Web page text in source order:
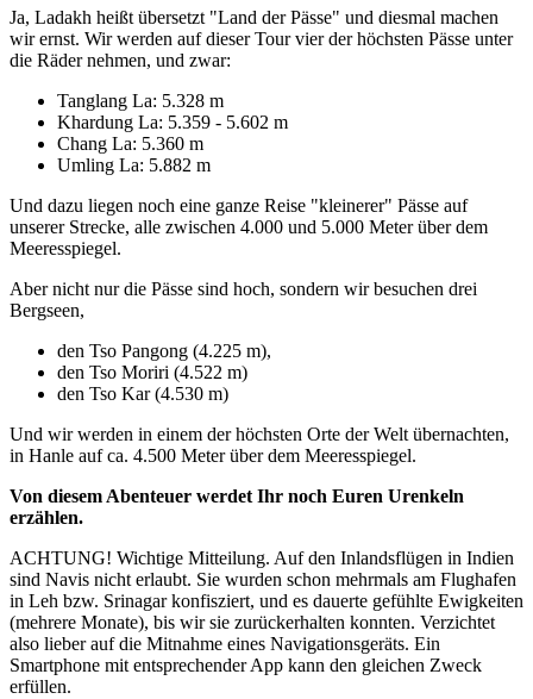
Ja, Ladakh heißt übersetzt "Land der Pässe" und diesmal machen
wir ernst. Wir werden auf dieser Tour vier der höchsten Pässe unter
die Räder nehmen, und zwar:
Tanglang La: 5.328 m
Khardung La: 5.359 - 5.602 m
Chang La: 5.360 m
Umling La: 5.882 m
Und dazu liegen noch eine ganze Reise "kleinerer" Pässe auf
unserer Strecke, alle zwischen 4.000 und 5.000 Meter über dem
Meeresspiegel.
Aber nicht nur die Pässe sind hoch, sondern wir besuchen drei
Bergseen,
den Tso Pangong (4.225 m),
den Tso Moriri (4.522 m)
den Tso Kar (4.530 m)
Und wir werden in einem der höchsten Orte der Welt übernachten,
in Hanle auf ca. 4.500 Meter über dem Meeresspiegel.
Von diesem Abenteuer werdet Ihr noch Euren Urenkeln
erzählen.
ACHTUNG! Wichtige Mitteilung. Auf den Inlandsflügen in Indien
sind Navis nicht erlaubt. Sie wurden schon mehrmals am Flughafen
in Leh bzw. Srinagar konfisziert, und es dauerte gefühlte Ewigkeiten
(mehrere Monate), bis wir sie zurückerhalten konnten. Verzichtet
also lieber auf die Mitnahme eines Navigationsgeräts. Ein
Smartphone mit entsprechender App kann den gleichen Zweck
erfüllen.